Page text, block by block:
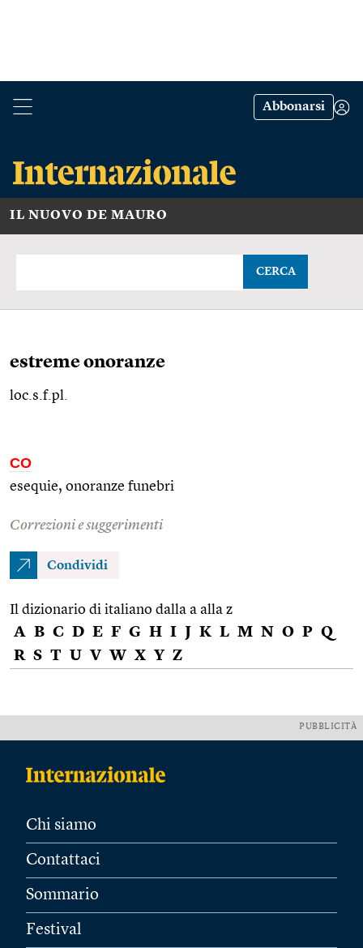
Abbonarsi
IL NUOVO DE MAURO
CERCA
estreme onoranze
loc.s.f.pl.
CO
esequie, onoranze funebri
Correzioni e suggerimenti
Condividi
Il dizionario di italiano dalla a alla z
A B C D E F G H I J K L M N O P Q
R S T U V W X Y Z
PUBBLICITÀ
Chi siamo
Contattaci
Sommario
Festival